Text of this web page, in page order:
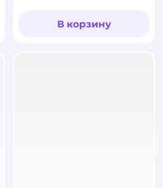
В корзину